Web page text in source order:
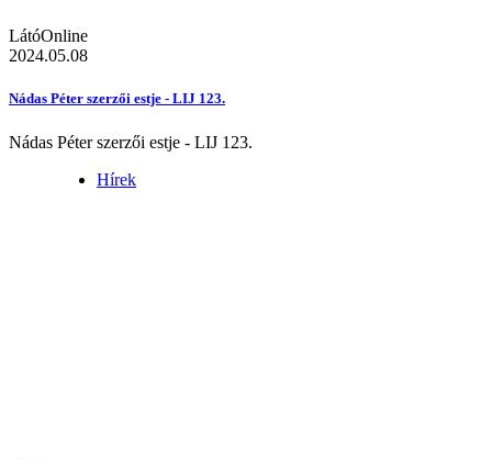
LátóOnline
2024.05.08
Nádas Péter szerzői estje - LIJ 123.
Nádas Péter szerzői estje - LIJ 123.
Hírek